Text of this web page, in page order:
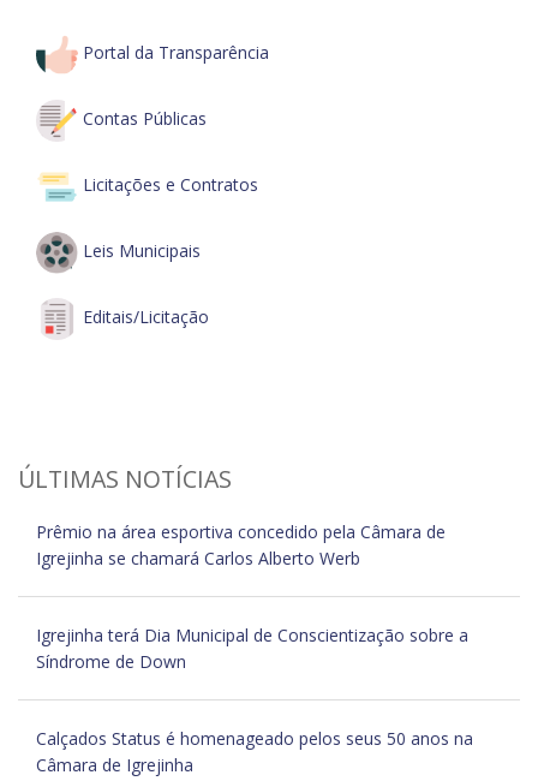
Portal da Transparência
Contas Públicas
Licitações e Contratos
Leis Municipais
Editais/Licitação
ÚLTIMAS NOTÍCIAS
Prêmio na área esportiva concedido pela Câmara de
Igrejinha se chamará Carlos Alberto Werb
Igrejinha terá Dia Municipal de Conscientização sobre a
Síndrome de Down
Calçados Status é homenageado pelos seus 50 anos na
Câmara de Igrejinha